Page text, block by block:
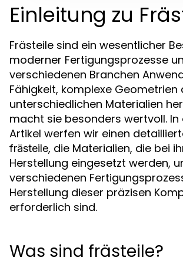
Einleitung zu
Frästeile sind ein wesentlicher
moderner Fertigungsprozesse
verschiedenen Branchen
Fähigkeit, komplexe Geometrien
unterschiedlichen Materialien
macht sie besonders wertvoll. In
Artikel werfen wir einen
frästeile, die Materialien, die bei
Herstellung eingesetzt werden,
verschiedenen
Herstellung dieser präzisen
erforderlich sind.
Was sind frästeile?